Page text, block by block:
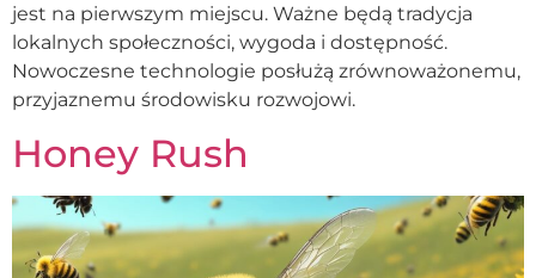
jest na pierwszym miejscu. Ważne będą tradycja
lokalnych społeczności, wygoda i dostępność.
Nowoczesne technologie posłużą zrównoważonemu,
przyjaznemu środowisku rozwojowi.
Honey Rush